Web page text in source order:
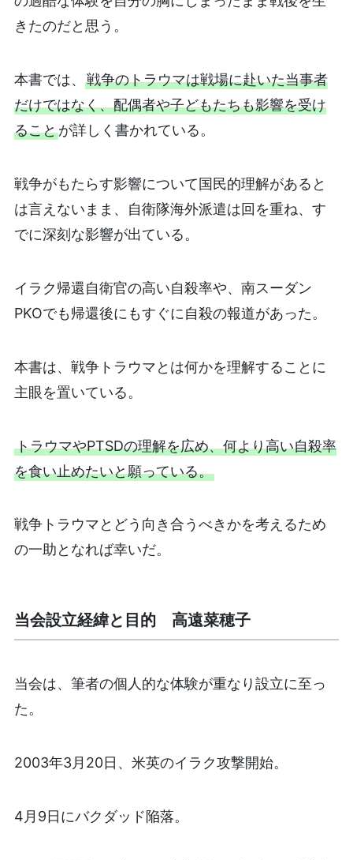
きたのだと思う。
本書では、 戦争のトラウマは戦場に赴いた当事者
だけではなく、配偶者や子どもたちも影響を受け
ることが詳しく書かれている。
戦争がもたらす影響について国民的理解があると
は言えないまま、自衛隊海外派遣は回を重ね、す
でに深刻な影響が出ている。
イラク帰還自衛官の高い自殺率や、南スーダン
PKOでも帰還後にもすぐに自殺の報道があった。
本書は、戦争トラウマとは何かを理解することに
主眼を置いている。
トラウマやPTSDの理解を広め、何より高い自殺率
を食い止めたいと願っている。
戦争トラウマとどう向き合うべきかを考えるため
の一助となれば幸いだ。
当会設立経緯と目的 高遠菜穂子
当会は、筆者の個人的な体験が重なり設立に至っ
た。
2003年3月20日、米英のイラク攻撃開始。
4月9日にバクダッド陥落。